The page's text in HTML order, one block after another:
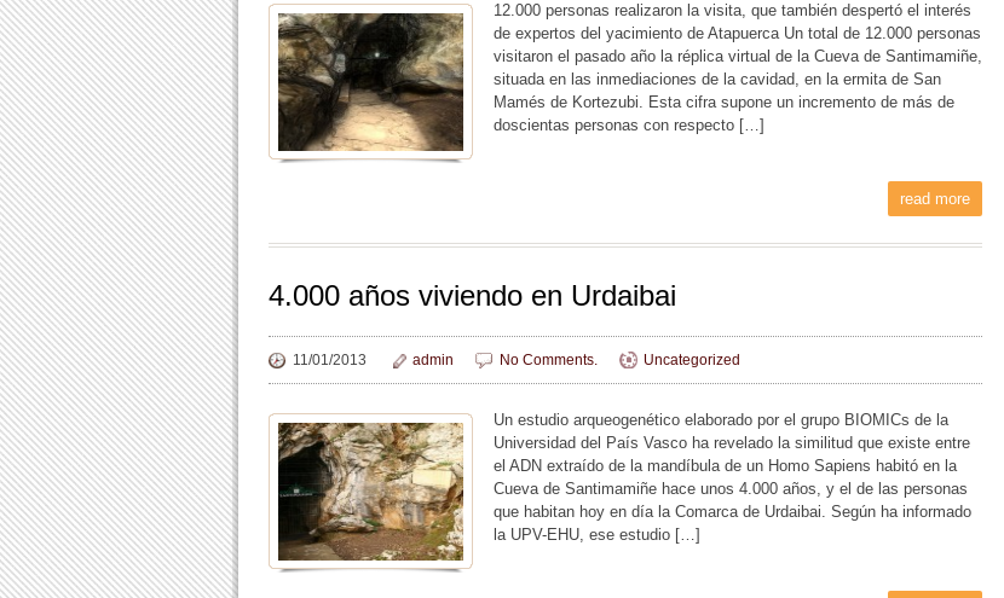
12.000 personas realizaron la visita, que también despertó el interés
de expertos del yacimiento de Atapuerca Un total de 12.000 personas
visitaron el pasado año la réplica virtual de la Cueva de Santimamiñe,
situada en las inmediaciones de la cavidad, en la ermita de San
Mamés de Kortezubi. Esta cifra supone un incremento de más de
doscientas personas con respecto […]
read more
4.000 años viviendo en Urdaibai
11/01/2013 admin No Comments. Uncategorized
Un estudio arqueogenético elaborado por el grupo BIOMICs de la
Universidad del País Vasco ha revelado la similitud que existe entre
el ADN extraído de la mandíbula de un Homo Sapiens habitó en la
Cueva de Santimamiñe hace unos 4.000 años, y el de las personas
que habitan hoy en día la Comarca de Urdaibai. Según ha informado
la UPV-EHU, ese estudio […]